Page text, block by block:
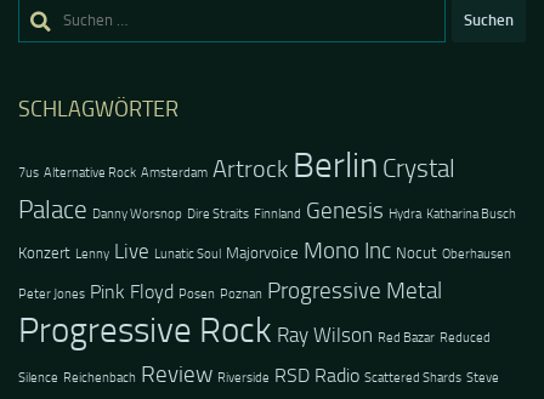
Suchen
nach:
SCHLAGWÖRTER
7us Alternative Rock Amsterdam Artrock Berlin Crystal
Palace Danny Worsnop Dire Straits Finnland Genesis Hydra Katharina Busch
Konzert Lenny Live Lunatic Soul Majorvoice Mono Inc Nocut Oberhausen
Peter Jones Pink Floyd Posen Poznan Progressive Metal
Progressive Rock Ray Wilson Red Bazar Reduced
Silence Reichenbach Review Riverside RSD Radio Scattered Shards Steve